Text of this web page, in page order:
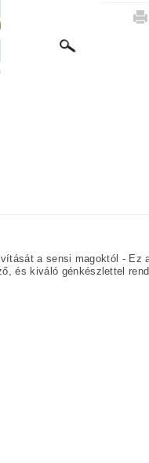
a sensi magoktól - Ez
és kiváló génkészlettel